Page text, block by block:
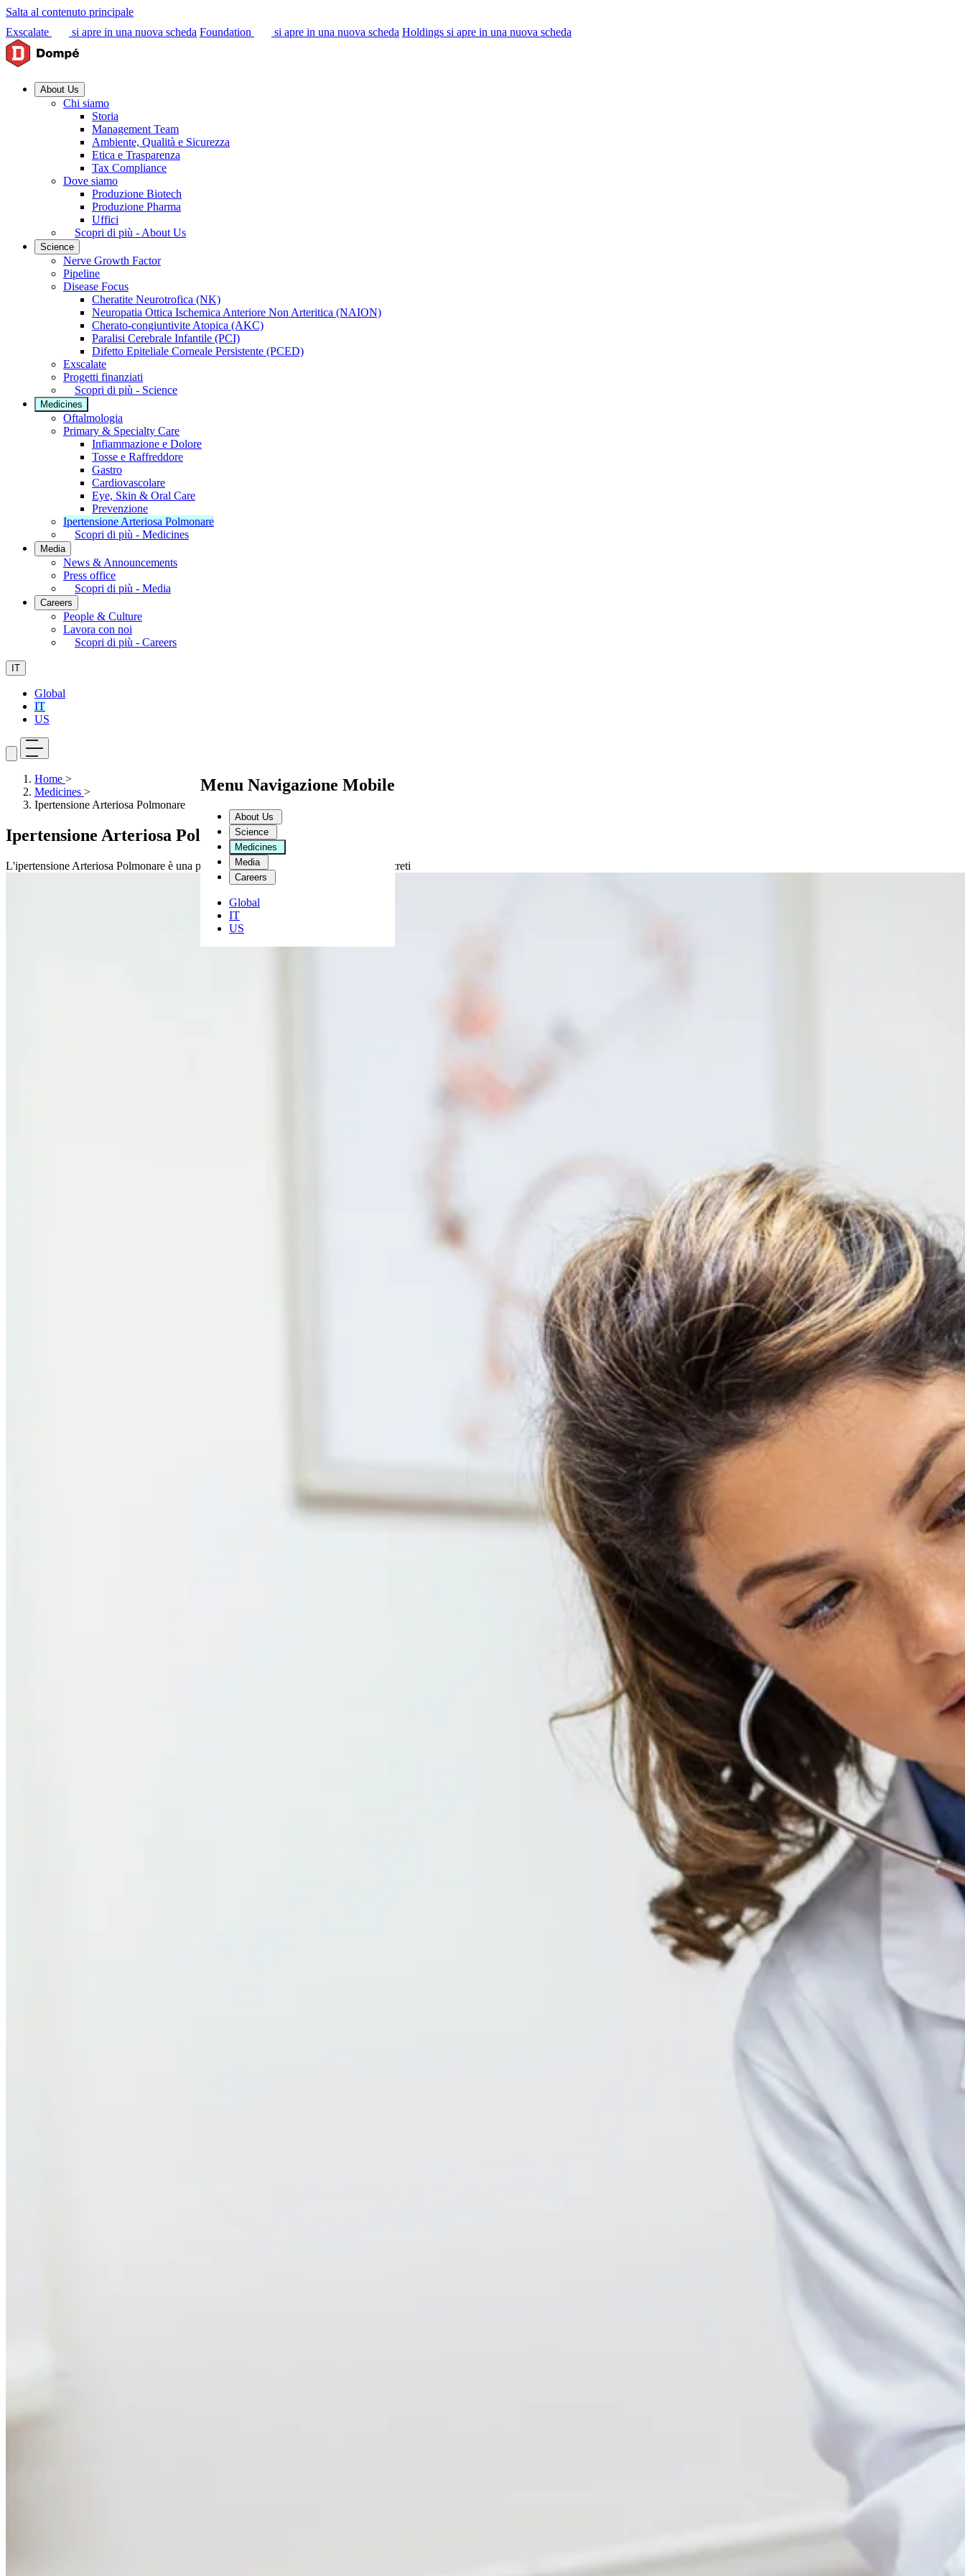
Salta al contenuto principale
Exscalate
si apre in una nuova scheda Foundation si apre in una nuova scheda Holdings si apre in una nuova scheda
About Us
Chi siamo
Storia
Management Team
Ambiente, Qualità e Sicurezza
Etica e Trasparenza
Tax Compliance
Dove siamo
Produzione Biotech
Produzione Pharma
Uffici
Scopri di più - About Us
Science
Nerve Growth Factor
Pipeline
Disease Focus
Cheratite Neurotrofica (NK)
Neuropatia Ottica Ischemica Anteriore Non Arteritica (NAION)
Cherato-congiuntivite Atopica (AKC)
Paralisi Cerebrale Infantile (PCI)
Difetto Epiteliale Corneale Persistente (PCED)
Exscalate
Progetti finanziati
Scopri di più - Science
Medicines
Oftalmologia
Primary & Specialty Care
Infiammazione e Dolore
Tosse e Raffreddore
Gastro
Cardiovascolare
Eye, Skin & Oral Care
Prevenzione
Ipertensione Arteriosa Polmonare
Scopri di più - Medicines
Media
News & Announcements
Press office
Scopri di più - Media
Careers
People & Culture
Lavora con noi
Scopri di più - Careers
IT
Global
IT
US
Menu Navigazione Mobile
About Us
Science
Medicines
Media
Careers
Global
IT
US
Home >
Medicines >
Ipertensione Arteriosa Polmonare
Ipertensione Arteriosa Polmonare
L'ipertensione Arteriosa Polmonare è una patologia che richiede sforzi collettivi e concreti